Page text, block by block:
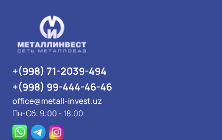
+(998) 71-2039-494
+(998) 99-444-46-46
office@metall-invest.uz
Пн-Сб: 9:00 - 18:00